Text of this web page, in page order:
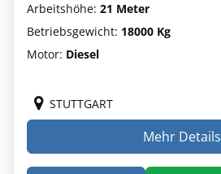
Arbeitshöhe: 21 Meter
Betriebsgewicht: 18000 Kg
Motor: Diesel
STUTTGART
Mehr Details